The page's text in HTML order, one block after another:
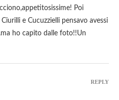
Poi
e Cucuzzielli pensavo avessi
ho capito dalle foto!!Un
REPLY